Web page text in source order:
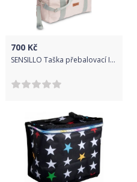
700 Kč
SENSILLO Taška přebalovací Indiana Pink